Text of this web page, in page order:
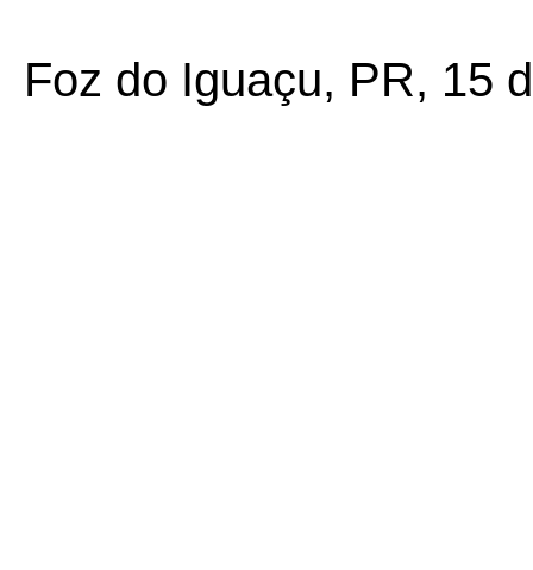
Foz do Iguaçu, PR, 15